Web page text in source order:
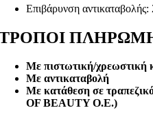
Επιβάρυνση αντικαταβολής:
Με πιστωτική/χρεωστική
Με αντικαταβολή
Με κατάθεση σε
OF BEAUTY O.E.)